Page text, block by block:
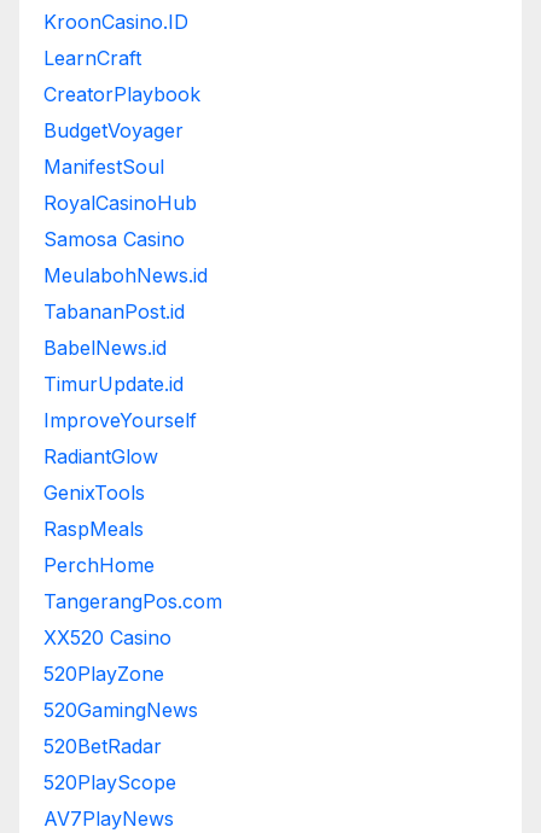
KroonCasino.ID
LearnCraft
CreatorPlaybook
BudgetVoyager
ManifestSoul
RoyalCasinoHub
Samosa Casino
MeulabohNews.id
TabananPost.id
BabelNews.id
TimurUpdate.id
ImproveYourself
RadiantGlow
GenixTools
RaspMeals
PerchHome
TangerangPos.com
XX520 Casino
520PlayZone
520GamingNews
520BetRadar
520PlayScope
AV7PlayNews